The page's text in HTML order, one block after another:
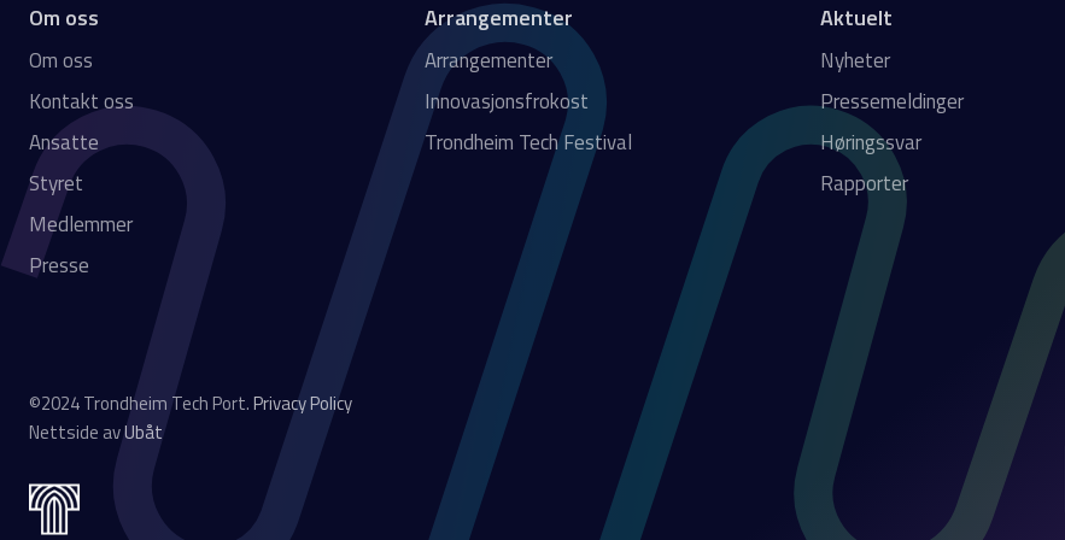
Om oss
Om oss
Kontakt oss
Ansatte
Styret
Medlemmer
Presse
Arrangementer
Arrangementer
Innovasjonsfrokost
Trondheim Tech Festival
Aktuelt
Nyheter
Pressemeldinger
Høringssvar
Rapporter
©2024 Trondheim Tech Port.Privacy Policy
Nettside avUbåt